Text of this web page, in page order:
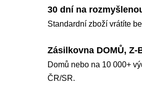
30 dní na
Standardní zboží vrátíte
Zásilkovna DOMŮ, Z-
Domů nebo na 10 000+
ČR/SR.